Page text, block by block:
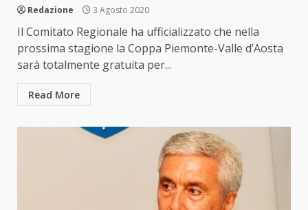
Redazione 3 Agosto 2020
Il Comitato Regionale ha ufficializzato che nella
prossima stagione la Coppa Piemonte-Valle d’Aosta
sarà totalmente gratuita per...
Read More